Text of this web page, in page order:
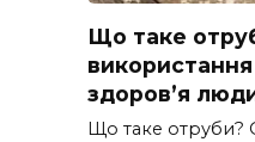
Що таке
здоров’я
Що таке отруби?